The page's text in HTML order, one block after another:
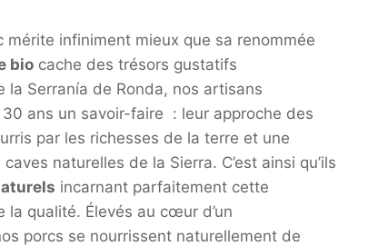
mérite infiniment mieux que sa renommée
bio cache des trésors gustatifs
Serranía de Ronda, nos artisans
ans un savoir-faire : leur approche des
par les richesses de la terre et une
naturelles de la Sierra. C’est ainsi qu’ils
incarnant parfaitement cette
qualité. Élevés au cœur d’un
porcs se nourrissent naturellement de